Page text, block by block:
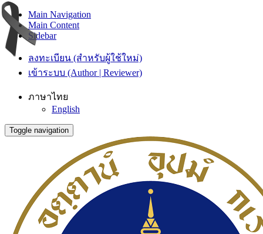
Main Navigation
Main Content
Sidebar
ลงทะเบียน (สำหรับผู้ใช้ใหม่)
เข้าระบบ (Author | Reviewer)
ภาษาไทย
English
Toggle navigation